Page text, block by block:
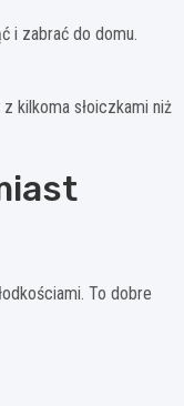
i zabrać do domu.
kilkoma słoiczkami niż
To dobre